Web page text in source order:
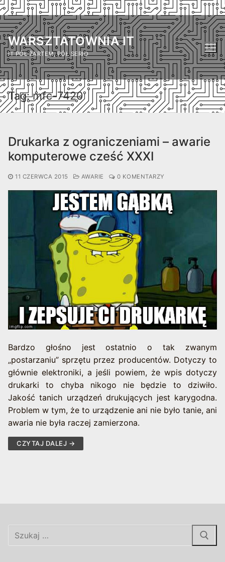
Przejdź
do
treści
WARSZTATOWNIA IT
IT PÓŁ ŻARTEM, PÓŁ SERIO
Tag:mfc-7420
Drukarka z ograniczeniami – awarie
komputerowe cześć XXXI
11 CZERWCA 2015 AWARIE 0 KOMENTARZY
Bardzo głośno jest ostatnio o tak zwanym
„postarzaniu” sprzętu przez producentów. Dotyczy to
głównie elektroniki, a jeśli powiem, że wpis dotyczy
drukarki to chyba nikogo nie będzie to dziwiło.
Jakość tanich urządzeń drukujących jest karygodna.
Problem w tym, że to urządzenie ani nie było tanie, ani
awaria nie była raczej zamierzona.
CZYTAJ DALEJ →
Szukaj: